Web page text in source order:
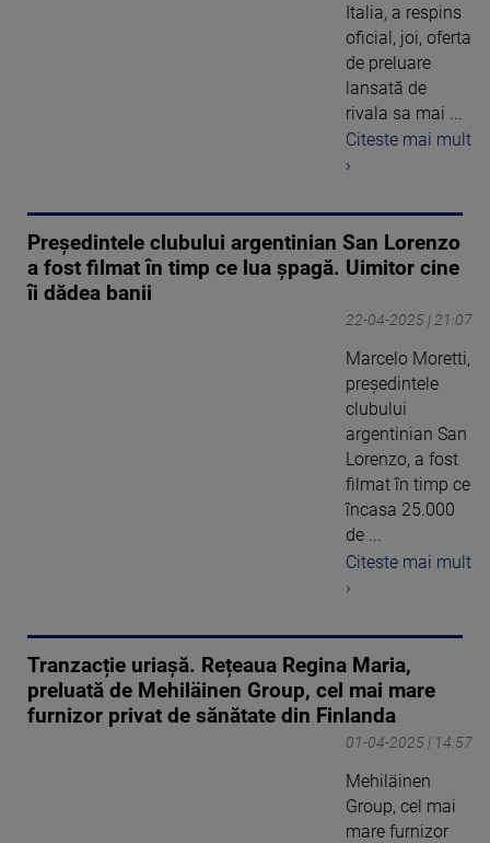
Italia, a respins
oficial, joi, oferta
de preluare
lansată de
rivala sa mai ...
Citeste mai mult
›
Preşedintele clubului argentinian San Lorenzo
a fost filmat în timp ce lua șpagă. Uimitor cine
îi dădea banii
22-04-2025 | 21:07
Marcelo Moretti,
preşedintele
clubului
argentinian San
Lorenzo, a fost
filmat în timp ce
încasa 25.000
de ...
Citeste mai mult
›
Tranzacție uriașă. Rețeaua Regina Maria,
preluată de Mehiläinen Group, cel mai mare
furnizor privat de sănătate din Finlanda
01-04-2025 | 14:57
Mehiläinen
Group, cel mai
mare furnizor